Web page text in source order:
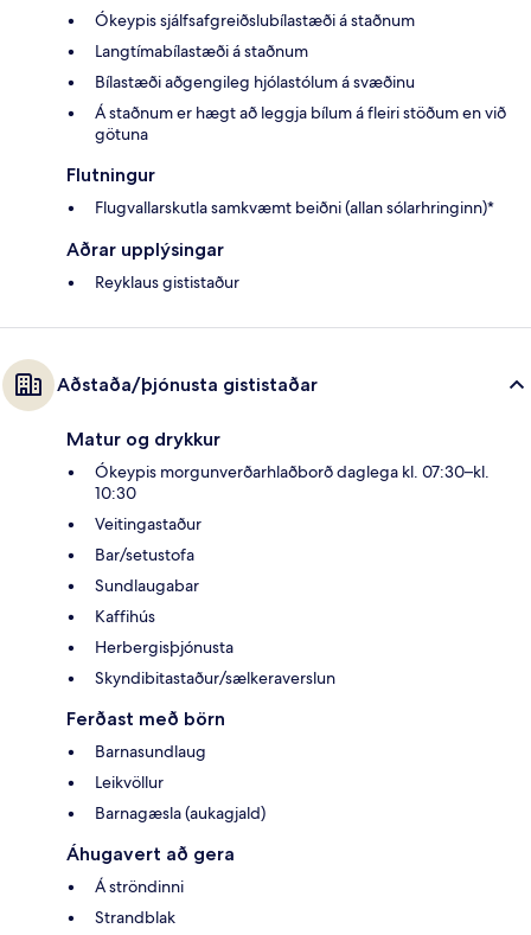
Ókeypis sjálfsafgreiðslubílastæði á staðnum
Langtímabílastæði á staðnum
Bílastæði aðgengileg hjólastólum á svæðinu
Á staðnum er hægt að leggja bílum á fleiri stöðum en við
götuna
Flutningur
Flugvallarskutla samkvæmt beiðni (allan sólarhringinn)*
Aðrar upplýsingar
Reyklaus gististaður
Aðstaða/þjónusta gististaðar
Matur og drykkur
Ókeypis morgunverðarhlaðborð daglega kl. 07:30–kl.
10:30
Veitingastaður
Bar/setustofa
Sundlaugabar
Kaffihús
Herbergisþjónusta
Skyndibitastaður/sælkeraverslun
Ferðast með börn
Barnasundlaug
Leikvöllur
Barnagæsla (aukagjald)
Áhugavert að gera
Á ströndinni
Strandblak